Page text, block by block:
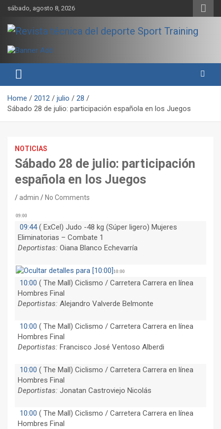
Skip
content
sábado, agosto 8, 2026
Revista técnica del deporte
Sport Training
rendimiento, nutrición y entrenamiento.
Home 2012 julio
28
Sábado 28 de julio: participación española en los Juegos
NOTICIAS
Sábado 28 de julio: participación
española en los Juegos
admin No Comments
09:00
09:44( ExCel) Judo -48 kg (Súper ligero) Mujeres
Eliminatorias – Combate 1
Deportistas: Oiana Blanco Echevarría
10:00
10:00 ( The Mall) Ciclismo / Carretera Carrera en línea
Hombres Final
Deportistas: Alejandro Valverde Belmonte
10:00 ( The Mall) Ciclismo / Carretera Carrera en línea
Hombres Final
Deportistas: Francisco José Ventoso Alberdi
10:00 ( The Mall) Ciclismo / Carretera Carrera en línea
Hombres Final
Deportistas: Jonatan Castroviejo Nicolás
10:00 ( The Mall) Ciclismo / Carretera Carrera en línea
Hombres Final